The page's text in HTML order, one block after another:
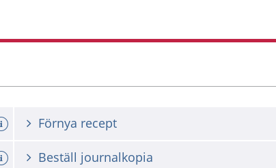
Förnya recept
Beställ journalkopia